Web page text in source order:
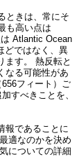
ときは、常にそ
も高い点は
Atlantic Ocean
どではなく、異
ます。 熱反転と
なる可能性があ
フィート）ご
すべきことを、
報であることに
適なのかを決め
についての詳細